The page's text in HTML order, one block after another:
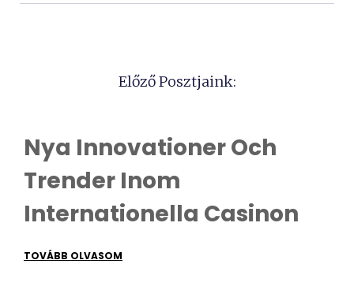
Előző Posztjaink:
Nya Innovationer Och
Trender Inom
Internationella Casinon
TOVÁBB OLVASOM